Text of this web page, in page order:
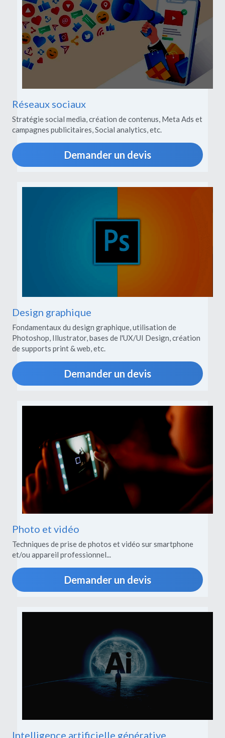
Réseaux sociaux
Stratégie social media, création de contenus, Meta Ads et
campagnes publicitaires, Social analytics, etc.
Demander un devis
Design graphique
Fondamentaux du design graphique, utilisation de
Photoshop, Illustrator, bases de l'UX/UI Design, création
de supports print & web, etc.
Demander un devis
Photo et vidéo
Techniques de prise de photos et vidéo sur smartphone
et/ou appareil professionnel...
Demander un devis
Intelligence artificielle générative